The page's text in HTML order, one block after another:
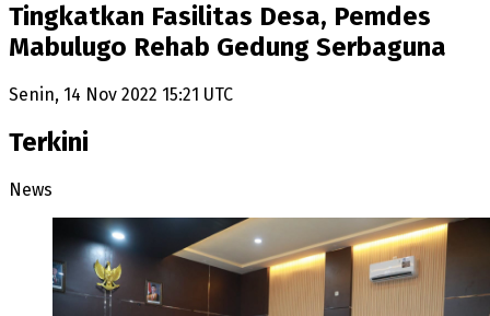
Tingkatkan Fasilitas Desa, Pemdes
Mabulugo Rehab Gedung Serbaguna
Senin, 14 Nov 2022 15:21 UTC
Terkini
News